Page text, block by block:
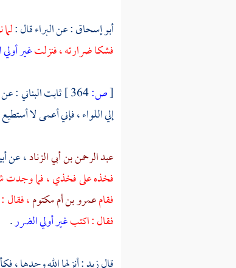
أبو إسحاق: عنالبراءقال :
فشكا ضرارته ، فنزلتغير
[ص: ثابت البناني: عن
إلي اللواء ، فإني أعمى لا
عبد الرحمن بن أبي الزناد، عن
فخذه على فخذي ، فما وجدت
فقامعمرو بن أم مكتوم،
فقال : اكتبغير أولي الضرر.